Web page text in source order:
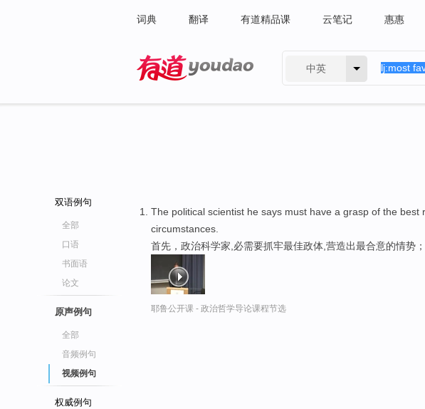
词典 翻译 有道精品课 云笔记 惠惠
中英
双语例句
全部
口语
书面语
论文
原声例句
全部
音频例句
视频例句
权威例句
The political scientist he says must have a grasp of the best
circumstances.
首先，政治科学家,必需要抓牢最佳政体,营造出最合意的情势；
耶鲁公开课 - 政治哲学导论课程节选